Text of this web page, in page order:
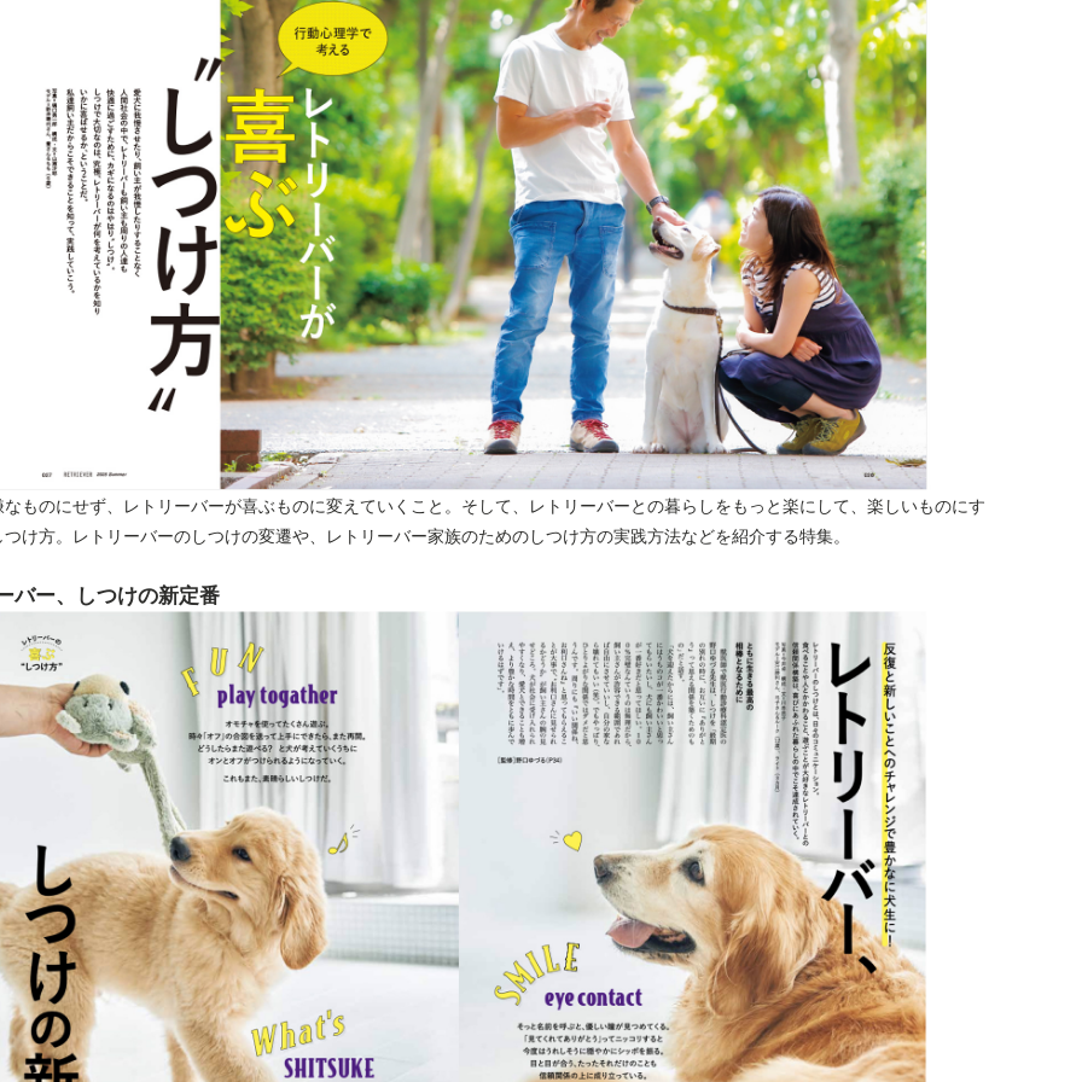
なものにせず、レトリーバーが喜ぶものに変えていくこと。そして、レトリーバーとの暮らしをもっと楽にして、楽しいものにす
つけ方。レトリーバーのしつけの変遷や、レトリーバー家族のためのしつけ方の実践方法などを紹介する特集。
バー、しつけの新定番